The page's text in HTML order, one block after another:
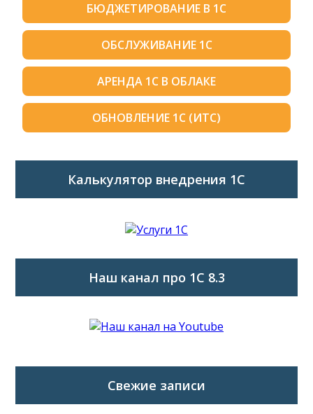
БЮДЖЕТИРОВАНИЕ В 1С
ОБСЛУЖИВАНИЕ 1С
АРЕНДА 1С В ОБЛАКЕ
ОБНОВЛЕНИЕ 1С (ИТС)
Калькулятор внедрения 1C
Наш канал про 1С 8.3
Свежие записи